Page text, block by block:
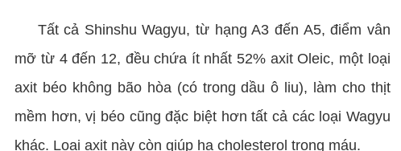
Tất cả Shinshu Wagyu, từ hạng A3 đến A5, điểm vân
mỡ từ 4 đến 12, đều chứa ít nhất 52% axit Oleic, một loại
axit béo không bão hòa (có trong dầu ô liu), làm cho thịt
mềm hơn, vị béo cũng đặc biệt hơn tất cả các loại Wagyu
khác. Loại axit này còn giúp hạ cholesterol trong máu.